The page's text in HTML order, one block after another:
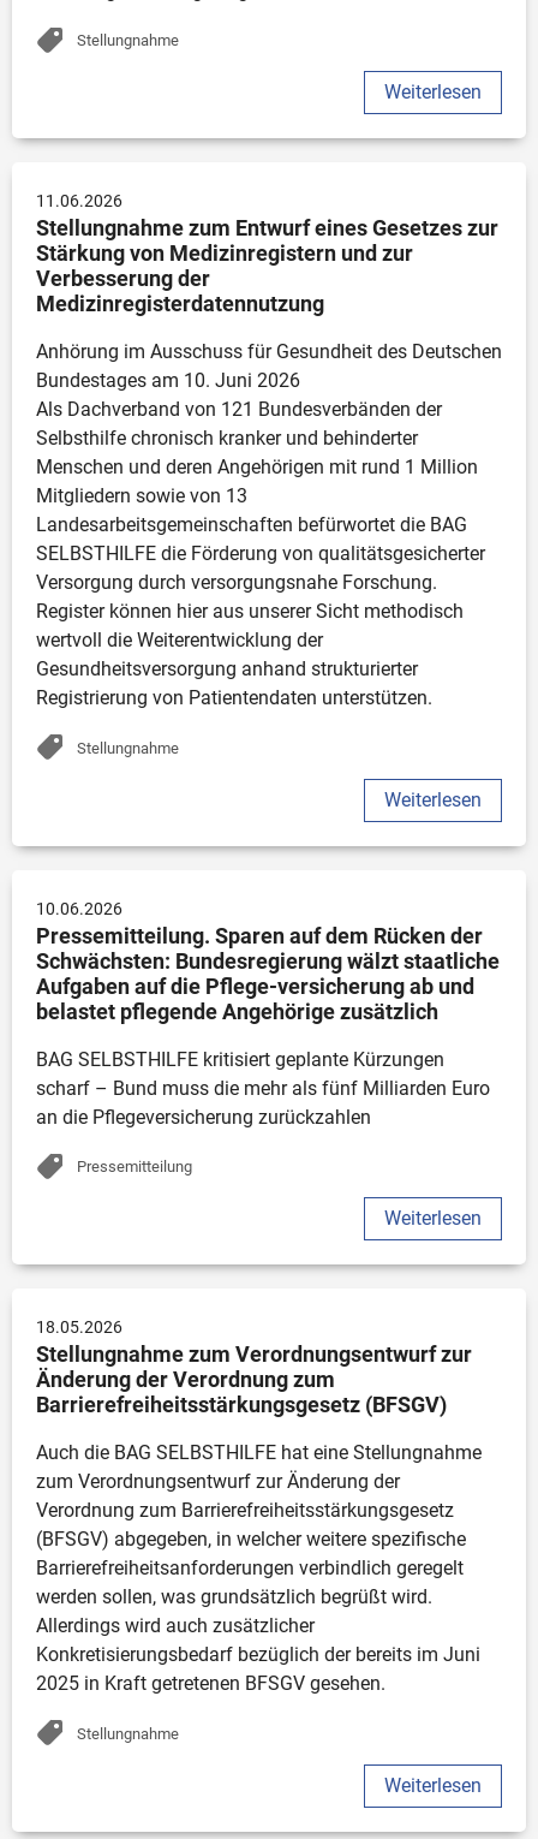
Stellungnahme
Weiterlesen
11.06.2026
Stellungnahme zum Entwurf eines Gesetzes zur
Stärkung von Medizinregistern und zur
Verbesserung der
Medizinregisterdatennutzung
Anhörung im Ausschuss für Gesundheit des Deutschen
Bundestages am 10. Juni 2026
Als Dachverband von 121 Bundesverbänden der
Selbsthilfe chronisch kranker und behinderter
Menschen und deren Angehörigen mit rund 1 Million
Mitgliedern sowie von 13
Landesarbeitsgemeinschaften befürwortet die BAG
SELBSTHILFE die Förderung von qualitätsgesicherter
Versorgung durch versorgungsnahe Forschung.
Register können hier aus unserer Sicht methodisch
wertvoll die Weiterentwicklung der
Gesundheitsversorgung anhand strukturierter
Registrierung von Patientendaten unterstützen.
Stellungnahme
Weiterlesen
10.06.2026
Pressemitteilung. Sparen auf dem Rücken der
Schwächsten: Bundesregierung wälzt staatliche
Aufgaben auf die Pflege-versicherung ab und
belastet pflegende Angehörige zusätzlich
BAG SELBSTHILFE kritisiert geplante Kürzungen
scharf – Bund muss die mehr als fünf Milliarden Euro
an die Pflegeversicherung zurückzahlen
Pressemitteilung
Weiterlesen
18.05.2026
Stellungnahme zum Verordnungsentwurf zur
Änderung der Verordnung zum
Barrierefreiheitsstärkungsgesetz (BFSGV)
Auch die BAG SELBSTHILFE hat eine Stellungnahme
zum Verordnungsentwurf zur Änderung der
Verordnung zum Barrierefreiheitsstärkungsgesetz
(BFSGV) abgegeben, in welcher weitere spezifische
Barrierefreiheitsanforderungen verbindlich geregelt
werden sollen, was grundsätzlich begrüßt wird.
Allerdings wird auch zusätzlicher
Konkretisierungsbedarf bezüglich der bereits im Juni
2025 in Kraft getretenen BFSGV gesehen.
Stellungnahme
Weiterlesen